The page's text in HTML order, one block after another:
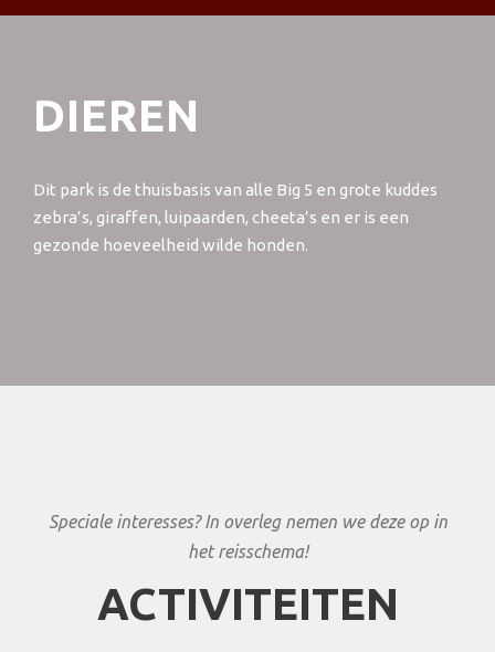
DIEREN
Dit park is de thuisbasis van alle Big 5 en grote kuddes
zebra’s, giraffen, luipaarden, cheeta’s en er is een
gezonde hoeveelheid wilde honden.
Speciale interesses? In overleg nemen we deze op in
het reisschema!
ACTIVITEITEN